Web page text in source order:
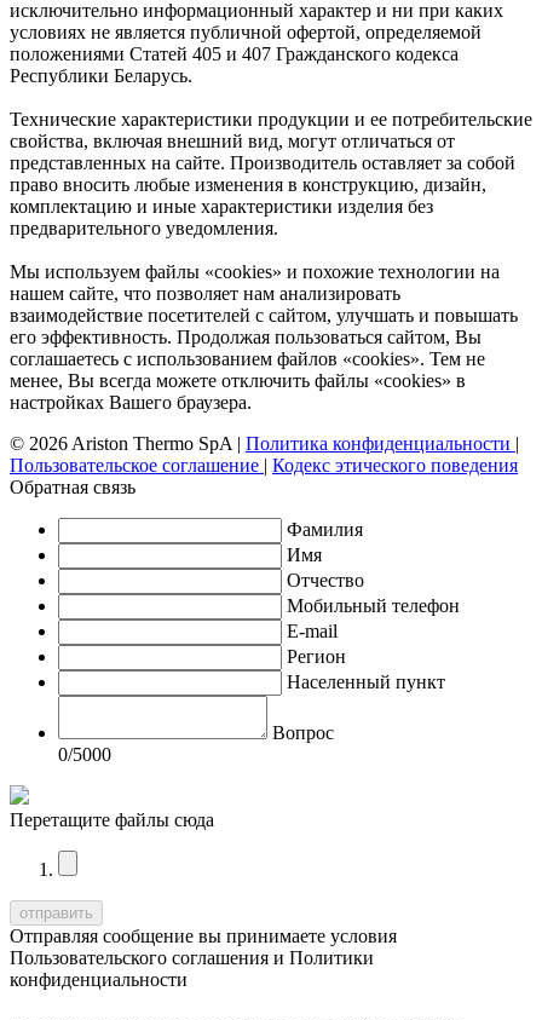
исключительно информационный характер и ни при каких
условиях не является публичной офертой, определяемой
положениями Статей 405 и 407 Гражданского кодекса
Республики Беларусь.
Технические характеристики продукции и ее потребительские
свойства, включая внешний вид, могут отличаться от
представленных на сайте. Производитель оставляет за собой
право вносить любые изменения в конструкцию, дизайн,
комплектацию и иные характеристики изделия без
предварительного уведомления.
Мы используем файлы «cookies» и похожие технологии на
нашем сайте, что позволяет нам анализировать
взаимодействие посетителей с сайтом, улучшать и повышать
его эффективность. Продолжая пользоваться сайтом, Вы
соглашаетесь с использованием файлов «cookies». Тем не
менее, Вы всегда можете отключить файлы «cookies» в
настройках Вашего браузера.
© 2026 Ariston Thermo SpA | Политика конфиденциальности |
Пользовательское соглашение | Кодекс этического поведения
Обратная связь
Фамилия
Имя
Отчество
Мобильный телефон
E-mail
Регион
Населенный пункт
Вопрос
0/5000
Перетащите файлы сюда
Отправляя сообщение вы принимаете условия
Пользовательского соглашения и Политики
конфиденциальности